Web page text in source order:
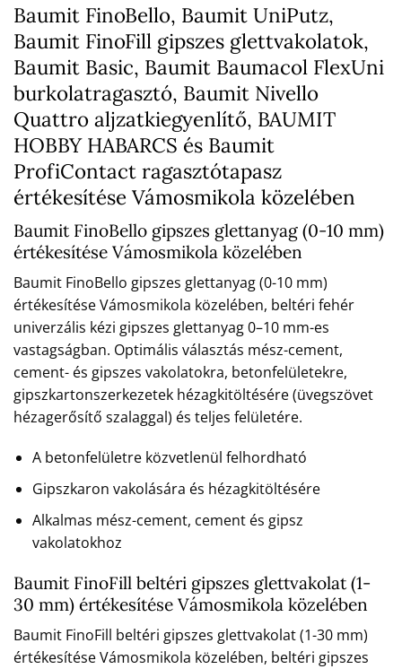
Baumit FinoBello, Baumit UniPutz,
Baumit FinoFill gipszes glettvakolatok,
Baumit Basic, Baumit Baumacol FlexUni
burkolatragasztó, Baumit Nivello
Quattro aljzatkiegyenlítő, BAUMIT
HOBBY HABARCS és Baumit
ProfiContact ragasztótapasz
értékesítése Vámosmikola közelében
Baumit FinoBello gipszes glettanyag (0-10 mm)
értékesítése Vámosmikola közelében
Baumit FinoBello gipszes glettanyag (0-10 mm)
értékesítése Vámosmikola közelében, beltéri fehér
univerzális kézi gipszes glettanyag 0–10 mm-es
vastagságban. Optimális választás mész-cement,
cement- és gipszes vakolatokra, betonfelületekre,
gipszkartonszerkezetek hézagkitöltésére (üvegszövet
hézagerősítő szalaggal) és teljes felületére.
A betonfelületre közvetlenül felhordható
Gipszkaron vakolására és hézagkitöltésére
Alkalmas mész-cement, cement és gipsz
vakolatokhoz
Baumit FinoFill beltéri gipszes glettvakolat (1-
30 mm) értékesítése Vámosmikola közelében
Baumit FinoFill beltéri gipszes glettvakolat (1-30 mm)
értékesítése Vámosmikola közelében, beltéri gipszes